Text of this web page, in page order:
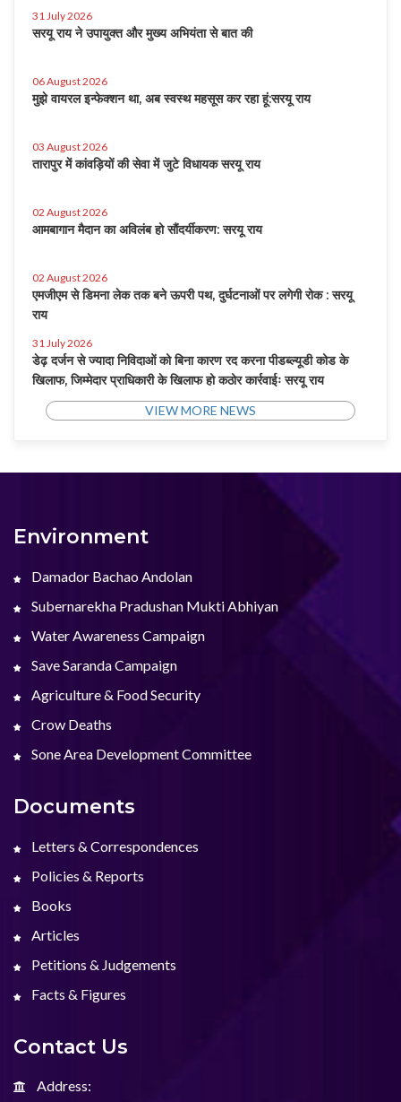
31 July 2026
सरयू राय ने उपायुक्त और मुख्य अभियंता से बात की
06 August 2026
मुझे वायरल इन्फेक्शन था, अब स्वस्थ महसूस कर रहा हूं:सरयू राय
03 August 2026
तारापुर में कांवड़ियों की सेवा में जुटे विधायक सरयू राय
02 August 2026
आमबागान मैदान का अविलंब हो सौंदर्यीकरण: सरयू राय
02 August 2026
एमजीएम से डिमना लेक तक बने ऊपरी पथ, दुर्घटनाओं पर लगेगी रोक : सरयू
राय
31 July 2026
डेढ़ दर्जन से ज्यादा निविदाओं को बिना कारण रद करना पीडब्ल्यूडी कोड के
खिलाफ, जिम्मेदार प्राधिकारी के खिलाफ हो कठोर कार्रवाईः सरयू राय
VIEW MORE NEWS
Environment
Damador Bachao Andolan
Subernarekha Pradushan Mukti Abhiyan
Water Awareness Campaign
Save Saranda Campaign
Agriculture & Food Security
Crow Deaths
Sone Area Development Committee
Documents
Letters & Correspondences
Policies & Reports
Books
Articles
Petitions & Judgements
Facts & Figures
Contact Us
Address: